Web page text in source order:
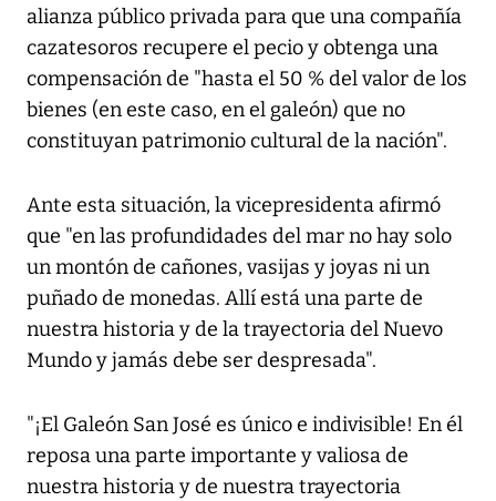
alianza público privada para que una compañía
cazatesoros recupere el pecio y obtenga una
compensación de "hasta el 50 % del valor de los
bienes (en este caso, en el galeón) que no
constituyan patrimonio cultural de la nación".
Ante esta situación, la vicepresidenta afirmó
que "en las profundidades del mar no hay solo
un montón de cañones, vasijas y joyas ni un
puñado de monedas. Allí está una parte de
nuestra historia y de la trayectoria del Nuevo
Mundo y jamás debe ser despresada".
"¡El Galeón San José es único e indivisible! En él
reposa una parte importante y valiosa de
nuestra historia y de nuestra trayectoria